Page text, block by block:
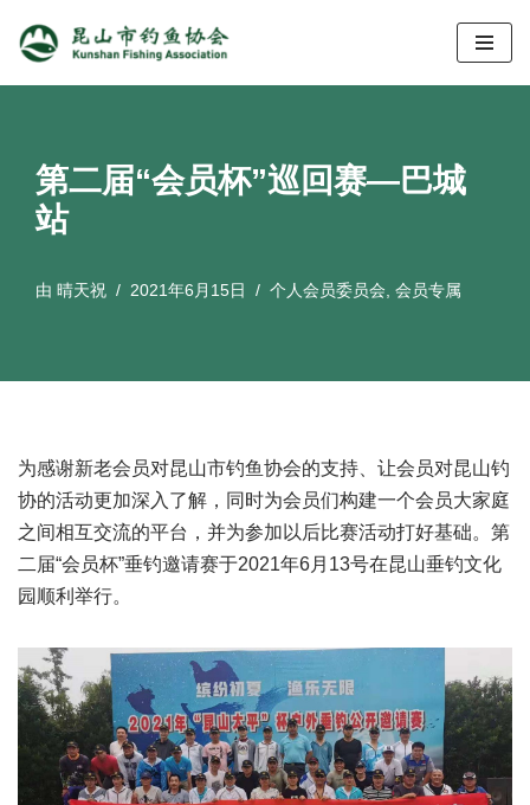
跳
第二届“会员杯”巡回赛—巴城
站
由 晴天祝 2021年6月15日 个人会员委员会 会员专属
为感谢新老会员对昆山市钓鱼协会的支持、让会员对昆山钓
协的活动更加深入了解，同时为会员们构建一个会员大家庭
之间相互交流的平台，并为参加以后比赛活动打好基础。第
二届“会员杯”垂钓邀请赛于2021年6月13号在昆山垂钓文化
园顺利举行。